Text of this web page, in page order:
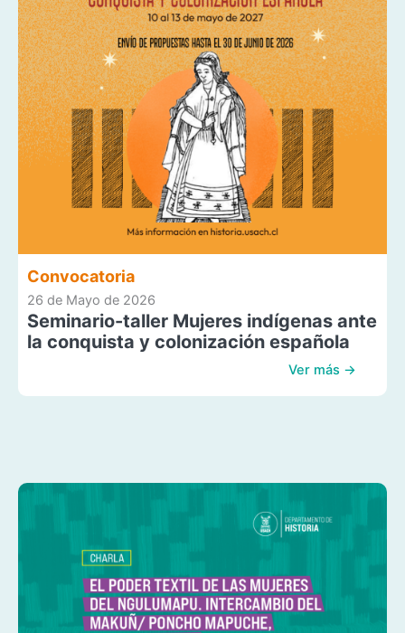
Convocatoria
26 de Mayo de 2026
Seminario-taller Mujeres indígenas ante
la conquista y colonización española
Ver más →